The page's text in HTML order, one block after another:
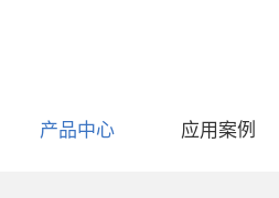
产品中心 应用案例